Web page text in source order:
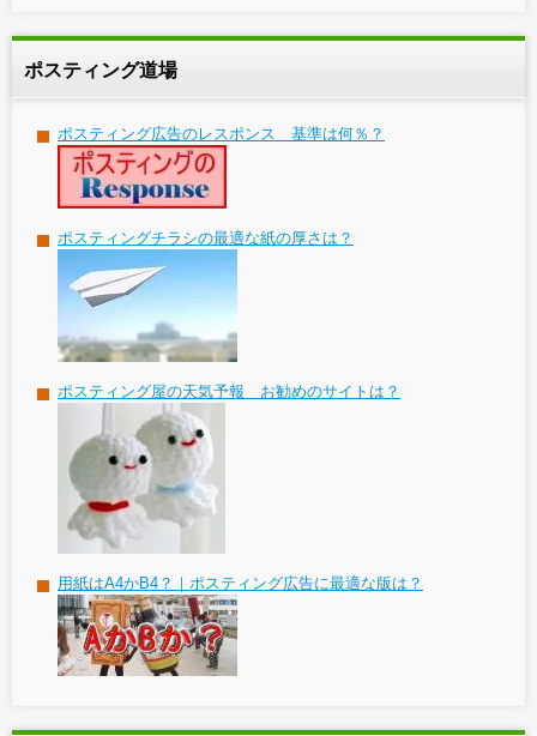
ポスティング道場
ポスティング広告のレスポンス 基準は何％？
ポスティングチラシの最適な紙の厚さは？
ポスティング屋の天気予報 お勧めのサイトは？
用紙はA4かB4？｜ポスティング広告に最適な版は？